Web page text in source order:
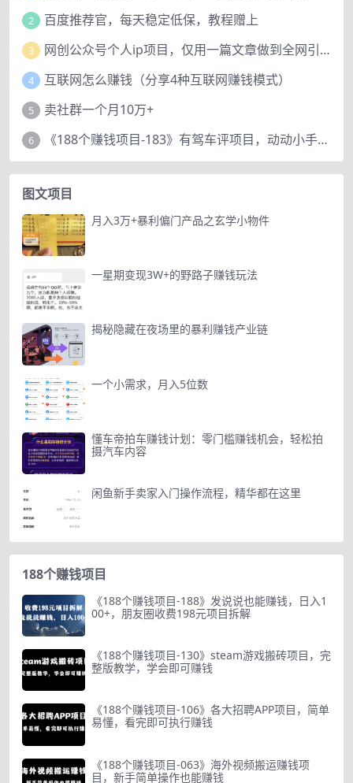
2 百度推荐官，每天稳定低保，教程赠上
3 网创公众号个人ip项目，仅用一篇文章做到全网引流！
4 互联网怎么赚钱（分享4种互联网赚钱模式）
5 卖社群一个月10万+
6 《188个赚钱项目-183》有驾车评项目，动动小手，复制粘贴赚44元！
图文项目
月入3万+暴利偏门产品之玄学小物件
一星期变现3W+的野路子赚钱玩法
揭秘隐藏在夜场里的暴利赚钱产业链
一个小需求，月入5位数
懂车帝拍车赚钱计划：零门槛赚钱机会，轻松拍
摄汽车内容
闲鱼新手卖家入门操作流程，精华都在这里
188个赚钱项目
《188个赚钱项目-188》发说说也能赚钱，日入1
00+，朋友圈收费198元项目拆解
《188个赚钱项目-130》steam游戏搬砖项目，完
整版教学，学会即可赚钱
《188个赚钱项目-106》各大招聘APP项目，简单
易懂，看完即可执行赚钱
《188个赚钱项目-063》海外视频搬运赚钱项
目，新手简单操作也能赚钱